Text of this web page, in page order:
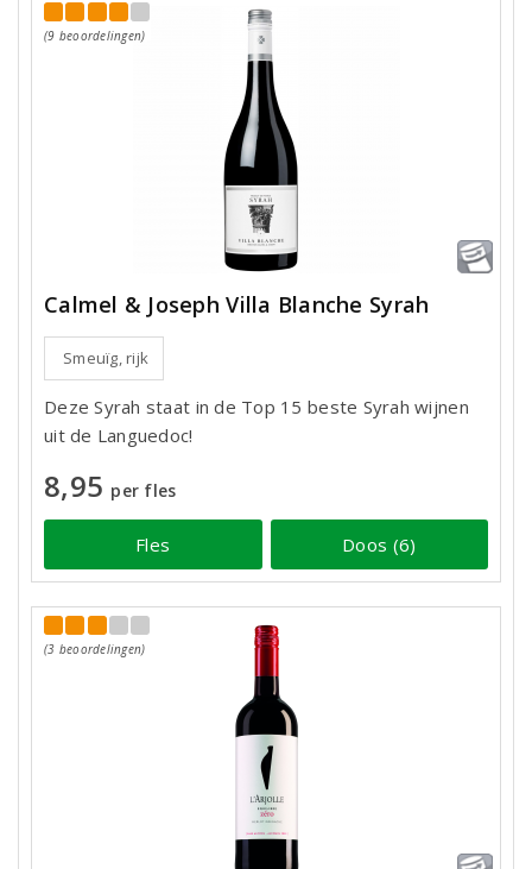
(9 beoordelingen)
Calmel & Joseph Villa Blanche Syrah
Smeuïg, rijk
Deze Syrah staat in de Top 15 beste Syrah wijnen
uit de Languedoc!
8,95 per fles
Fles Doos (6)
(3 beoordelingen)